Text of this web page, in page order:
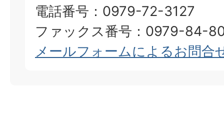
電話番号：0979-72-3127
ファックス番号：0979-84-
メールフォームによるお問合